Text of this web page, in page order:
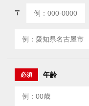
〒
必須 年齢